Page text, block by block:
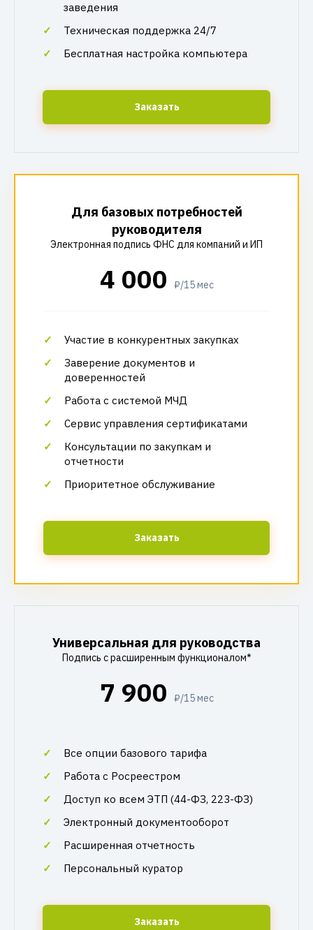
заведения
Техническая поддержка 24/7
Бесплатная настройка компьютера
Заказать
Для базовых потребностей
руководителя
Электронная подпись ФНС для компаний и ИП
4 000 ₽/15 мес
Участие в конкурентных закупках
Заверение документов и
доверенностей
Работа с системой МЧД
Сервис управления сертификатами
Консультации по закупкам и
отчетности
Приоритетное обслуживание
Заказать
Универсальная для руководства
Подпись с расширенным функционалом*
7 900 ₽/15 мес
Все опции базового тарифа
Работа с Росреестром
Доступ ко всем ЭТП (44-ФЗ, 223-ФЗ)
Электронный документооборот
Расширенная отчетность
Персональный куратор
Заказать